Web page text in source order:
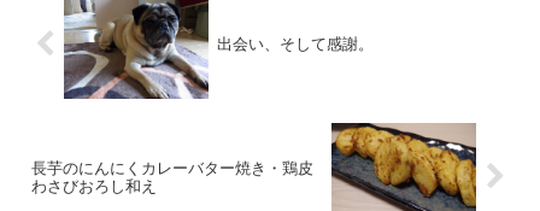
出会い、そして感謝。
長芋のにんにくカレーバター焼き・鶏皮
わさびおろし和え